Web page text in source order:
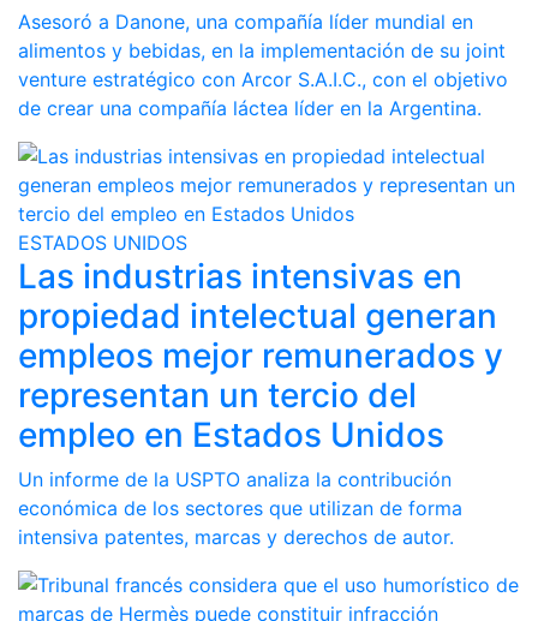
Asesoró a Danone, una compañía líder mundial en
alimentos y bebidas, en la implementación de su joint
venture estratégico con Arcor S.A.I.C., con el objetivo
de crear una compañía láctea líder en la Argentina.
ESTADOS UNIDOS
Las industrias intensivas en
propiedad intelectual generan
empleos mejor remunerados y
representan un tercio del
empleo en Estados Unidos
Un informe de la USPTO analiza la contribución
económica de los sectores que utilizan de forma
intensiva patentes, marcas y derechos de autor.